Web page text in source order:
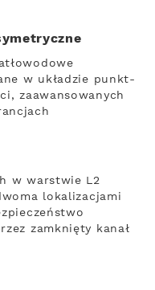
w układzie punkt-
zaawansowanych
w warstwie L2
lokalizacjami
zamknięty kanał